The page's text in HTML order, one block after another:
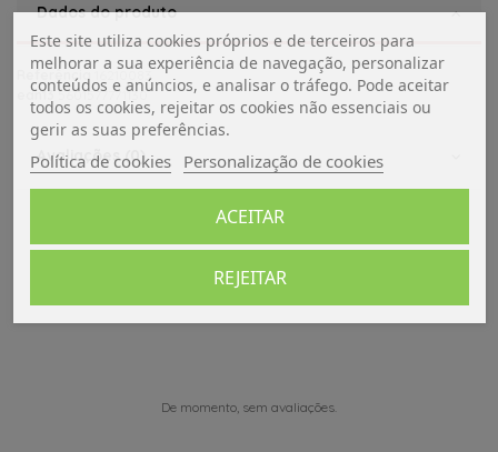
Dados do produto
Referência 16210083
ean13 5601577771130
Avaliações (0)
De momento, sem avaliações.
Este site utiliza cookies próprios e de terceiros para
melhorar a sua experiência de navegação, personalizar
conteúdos e anúncios, e analisar o tráfego. Pode aceitar
todos os cookies, rejeitar os cookies não essenciais ou
gerir as suas preferências.
Política de cookies Personalização de cookies
REJEITAR
ACEITAR